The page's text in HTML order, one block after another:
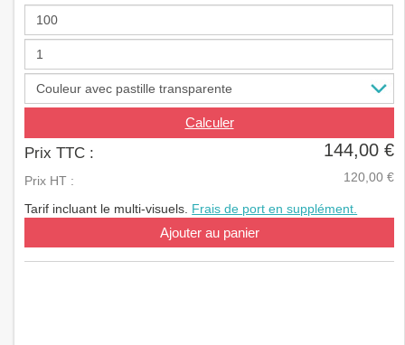
g
t
o
Calculer
Prix TTC : 144,00 €
Prix HT : 120,00 €
Tarif incluant le multi-visuels. Frais de port en supplément.
Ajouter au panier